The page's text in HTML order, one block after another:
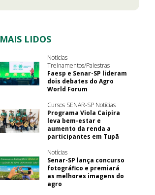
MAIS LIDOS
Notícias
Treinamentos/Palestras
Faesp e Senar-SP lideram
dois debates do Agro
World Forum
Cursos SENAR-SP Notícias
Programa Viola Caipira
leva bem-estar e
aumento da renda a
participantes em Tupã
Notícias
Senar-SP lança concurso
fotográfico e premiará
as melhores imagens do
agro